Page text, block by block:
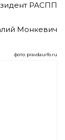
РАСПП
Монкевич
фото: pravdaurfo.ru